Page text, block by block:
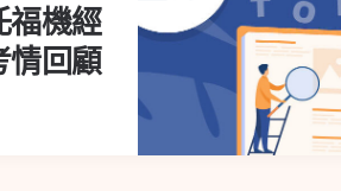
機經
情回顧